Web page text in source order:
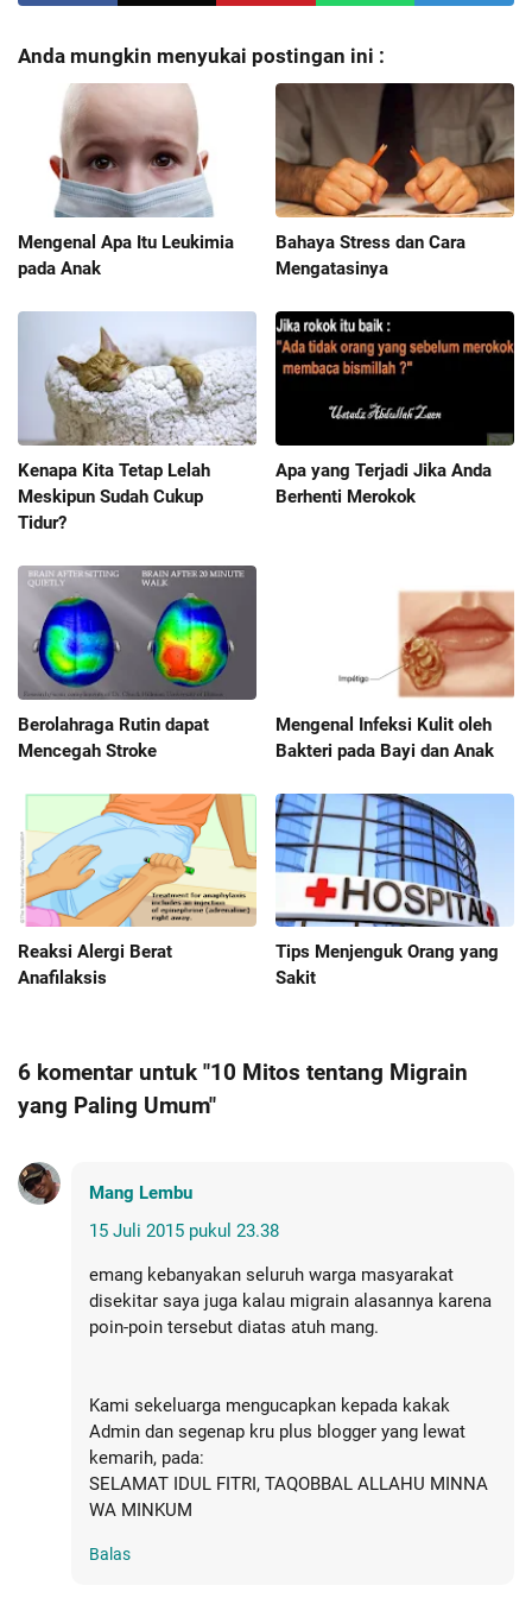
Anda mungkin menyukai postingan ini :
Mengenal Apa Itu Leukimia
pada Anak
Bahaya Stress dan Cara
Mengatasinya
Kenapa Kita Tetap Lelah
Meskipun Sudah Cukup
Tidur?
Apa yang Terjadi Jika Anda
Berhenti Merokok
Berolahraga Rutin dapat
Mencegah Stroke
Mengenal Infeksi Kulit oleh
Bakteri pada Bayi dan Anak
Reaksi Alergi Berat
Anafilaksis
Tips Menjenguk Orang yang
Sakit
6 komentar untuk "10 Mitos tentang Migrain
yang Paling Umum"
Mang Lembu
15 Juli 2015 pukul 23.38
emang kebanyakan seluruh warga masyarakat
disekitar saya juga kalau migrain alasannya karena
poin-poin tersebut diatas atuh mang.
Kami sekeluarga mengucapkan kepada kakak
Admin dan segenap kru plus blogger yang lewat
kemarih, pada:
SELAMAT IDUL FITRI, TAQOBBAL ALLAHU MINNA
WA MINKUM
Balas